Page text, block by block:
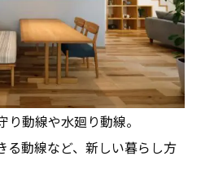
動線や水廻り動線。
る動線など、新しい暮らし方